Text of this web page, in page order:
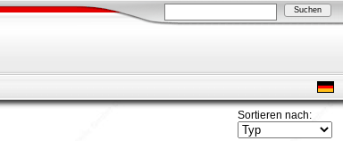
Sortieren nach: